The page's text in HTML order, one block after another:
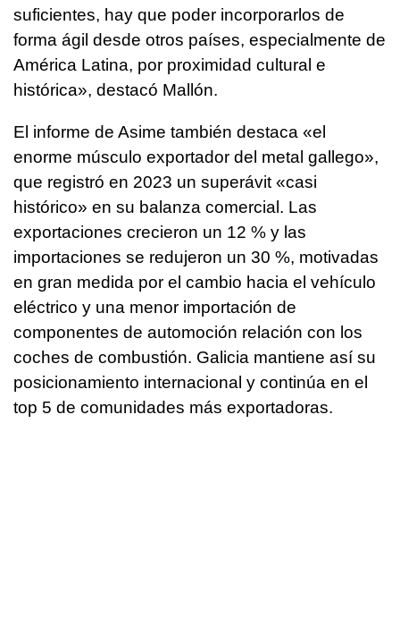
suficientes, hay que poder incorporarlos de
forma ágil desde otros países, especialmente de
América Latina, por proximidad cultural e
histórica», destacó Mallón.
El informe de Asime también destaca «el
enorme músculo exportador del metal gallego»,
que registró en 2023 un superávit «casi
histórico» en su balanza comercial. Las
exportaciones crecieron un 12 % y las
importaciones se redujeron un 30 %, motivadas
en gran medida por el cambio hacia el vehículo
eléctrico y una menor importación de
componentes de automoción relación con los
coches de combustión. Galicia mantiene así su
posicionamiento internacional y continúa en el
top 5 de comunidades más exportadoras.